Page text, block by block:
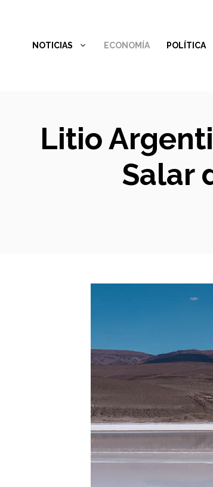
contenidoNOTICIAS ECONOMÍA POLÍTICA
Litio
Salar